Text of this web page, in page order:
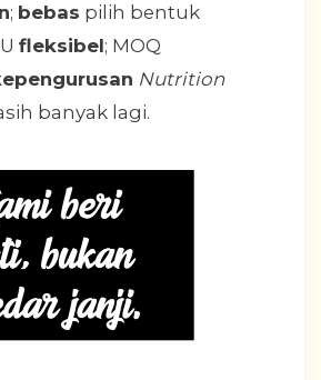
; bebas pilih bentuk
fleksibel; MOQ
Nutrition
banyak lagi.